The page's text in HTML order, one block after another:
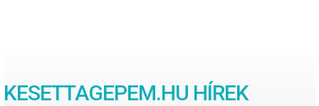
KESETTAGEPEM.HU HÍREK